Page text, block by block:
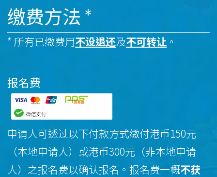
缴费方法 *
* 所有已缴费用不设退还及不可转让 。
报名费
申请人可透过以下付款方式缴付港币150元
（本地申请人）或港币300元（非本地申请
人）之报名费以确认报名。报名费一概不获